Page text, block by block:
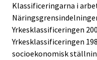
Klassificeringarna i
Yrkesklassificeringen
Yrkesklassificeringen
socioekonomisk